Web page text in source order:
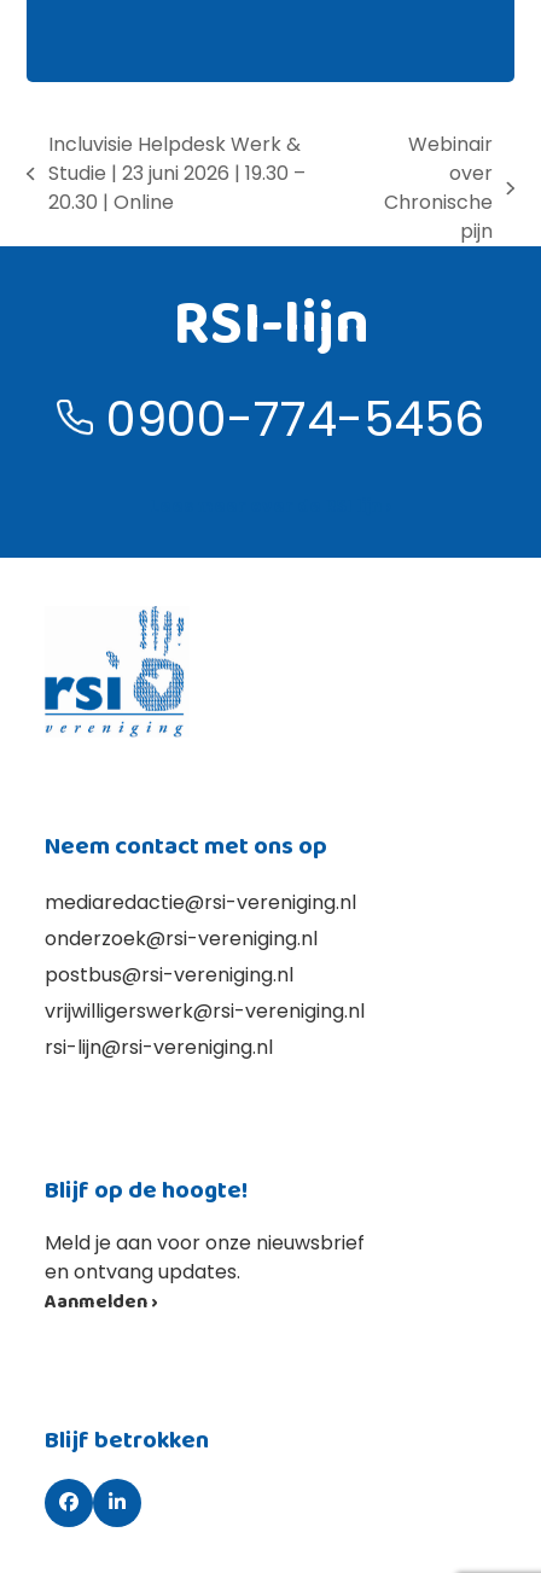
previous
post:
Incluvisie Helpdesk Werk &
Studie | 23 juni 2026 | 19.30 –
20.30 | Online
next
Webinair
over
Chronische
pijn
RSI-lijn
0900-774-5456
Neem contact met ons op
mediaredactie@rsi-vereniging.nl
onderzoek@rsi-vereniging.nl
postbus@rsi-vereniging.nl
vrijwilligerswerk@rsi-vereniging.nl
rsi-lijn@rsi-vereniging.nl
Blijf op de hoogte!
Meld je aan voor onze nieuwsbrief
en ontvang updates.
Aanmelden ›
Blijf betrokken
FacebookLinkedIn